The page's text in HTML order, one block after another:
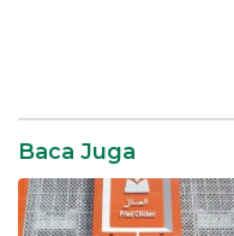
berbagai penyebab leher
hitam serta cara-cara…
belang
Baca Juga